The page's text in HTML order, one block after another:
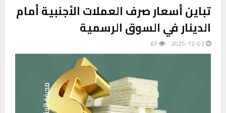
تباين أسعار صرف العملات الأجنبية أمام
الدينار في السوق الرسمية
2025-12-03
67